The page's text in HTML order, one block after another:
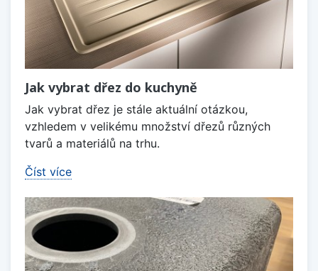
Jak vybrat dřez do kuchyně
Jak vybrat dřez je stále aktuální otázkou,
vzhledem v velikému množství dřezů různých
tvarů a materiálů na trhu.
Číst více